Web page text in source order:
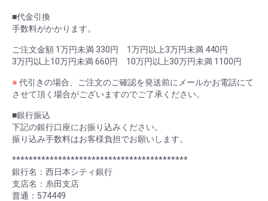
■代金引換
手数料がかかります。
ご注文金額 1万円未満 330円 1万円以上3万円未満 440円
3万円以上10万円未満 660円 10万円以上30万円未満 1100円
※ 代引きの場合、ご注文のご確認を発送前にメールかお電話にて
させて頂く場合がございますのでご了承ください。
■銀行振込
下記の銀行口座にお振り込みください。
振り込み手数料はお客様負担でお願いします。
******************************************
銀行名：西日本シティ銀行
支店名：糸田支店
普通：574449